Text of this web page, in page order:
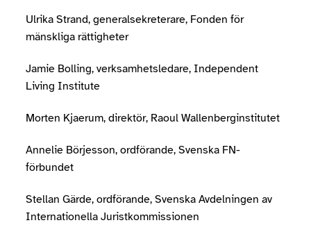
Ulrika Strand, generalsekreterare, Fonden för
mänskliga rättigheter
Jamie Bolling, verksamhetsledare, Independent
Living Institute
Morten Kjaerum, direktör, Raoul Wallenberginstitutet
Annelie Börjesson, ordförande, Svenska FN-
förbundet
Stellan Gärde, ordförande, Svenska Avdelningen av
Internationella Juristkommissionen